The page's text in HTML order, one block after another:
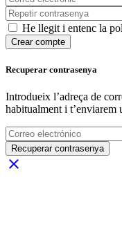
He llegit i entenc la
Crear compte
Recuperar contrasenya
Introdueix l’adreça de
habitualment i t’enviarem
Recuperar contrasenya
close